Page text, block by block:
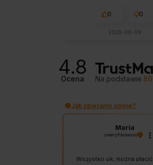
0 0
2026-06-09
4.8
Ocena Na podstawie
Jak zbieramy opinie?
Maria
zweryfikowano
Wszystko ok, można